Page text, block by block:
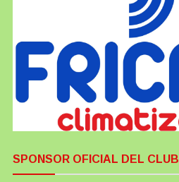
SPONSOR OFICIAL DEL CLUB